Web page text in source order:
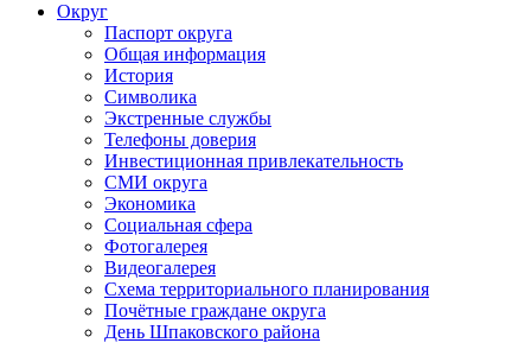
Округ
Паспорт округа
Общая информация
История
Символика
Экстренные службы
Телефоны доверия
Инвестиционная привлекательность
СМИ округа
Экономика
Социальная сфера
Фотогалерея
Видеогалерея
Схема территориального планирования
Почётные граждане округа
День Шпаковского района